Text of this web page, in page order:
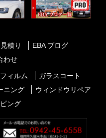
積り
EBA ブログ
わせ
ィルム
ガラスコート
ニング
ウィンドウリペア
ング